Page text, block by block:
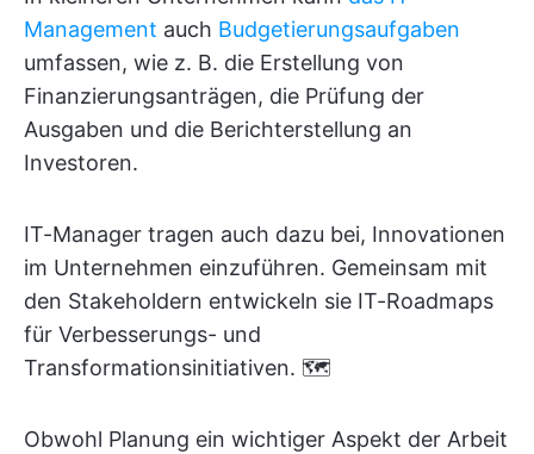
Management auch Budgetierungsaufgaben
umfassen, wie z. B. die Erstellung von
Finanzierungsanträgen, die Prüfung der
Ausgaben und die Berichterstellung an
Investoren.
IT-Manager tragen auch dazu bei, Innovationen
im Unternehmen einzuführen. Gemeinsam mit
den Stakeholdern entwickeln sie IT-Roadmaps
für Verbesserungs- und
Transformationsinitiativen. 🗺️
Obwohl Planung ein wichtiger Aspekt der Arbeit